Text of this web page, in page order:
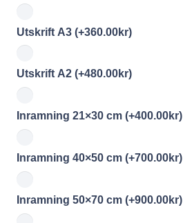
Utskrift A3 (+360.00kr)
Utskrift A2 (+480.00kr)
Inramning 21×30 cm (+400.00kr)
Inramning 40×50 cm (+700.00kr)
Inramning 50×70 cm (+900.00kr)